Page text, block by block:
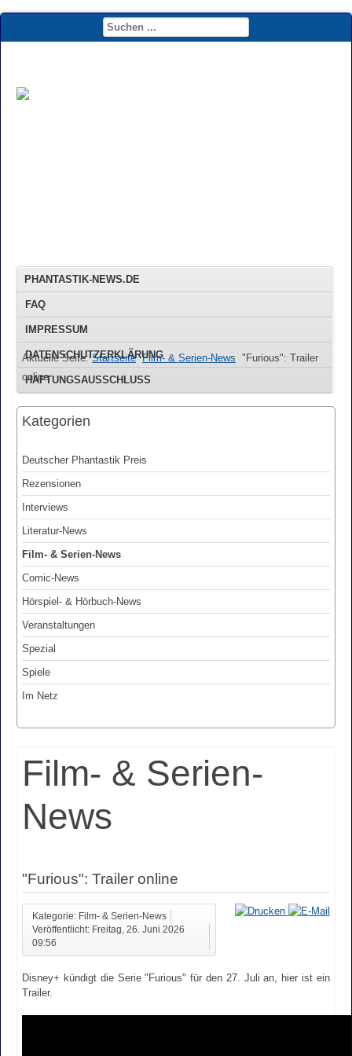
PHANTASTIK-NEWS.DE
FAQ
IMPRESSUM
DATENSCHUTZERKLÄRUNG
HAFTUNGSAUSSCHLUSS
Aktuelle Seite:Startseite Film- & Serien-News "Furious": Trailer
online
Kategorien
Deutscher Phantastik Preis
Rezensionen
Interviews
Literatur-News
Film- & Serien-News
Comic-News
Hörspiel- & Hörbuch-News
Veranstaltungen
Spezial
Spiele
Im Netz
Film- & Serien-
News
"Furious": Trailer online
Kategorie: Film- & Serien-News
Veröffentlicht: Freitag, 26. Juni 2026
09:56
Disney+ kündigt die Serie "Furious" für den 27. Juli an, hier ist ein
Trailer.